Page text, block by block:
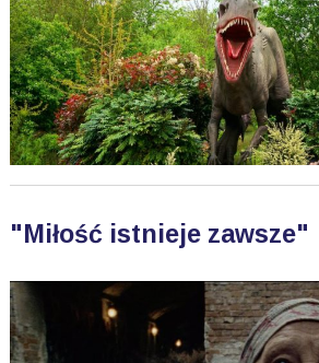
"Miłość istnieje zawsze"